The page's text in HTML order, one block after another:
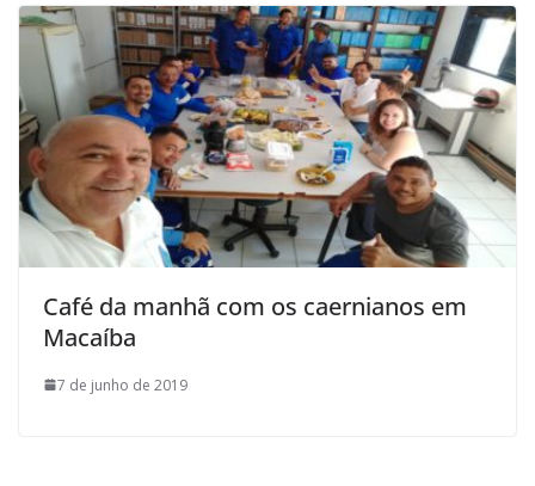
Café da manhã com os caernianos em
Macaíba
7 de junho de 2019